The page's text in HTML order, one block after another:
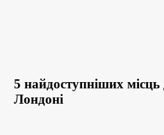
5 найдоступніших
Лондоні